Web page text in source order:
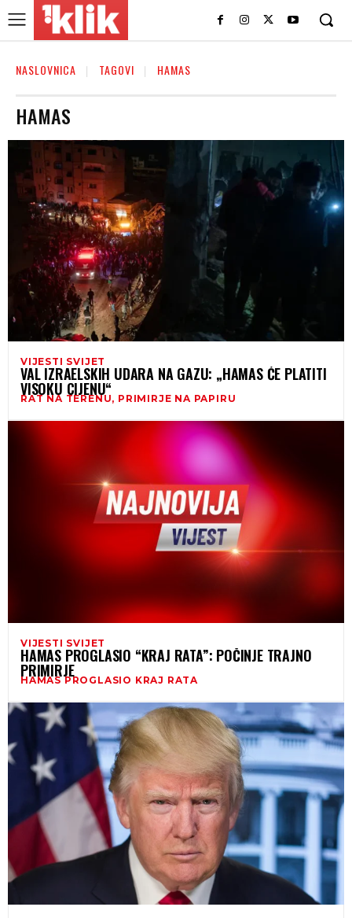
NASLOVNICA TAGOVI HAMAS
HAMAS
VIJESTI SVIJET
VAL IZRAELSKIH UDARA NA GAZU: „HAMAS ĆE PLATITI
VISOKU CIJENU“
RAT NA TERENU, PRIMIRJE NA PAPIRU
VIJESTI SVIJET
HAMAS PROGLASIO “KRAJ RATA”: POČINJE TRAJNO
PRIMIRJE
HAMAS PROGLASIO KRAJ RATA